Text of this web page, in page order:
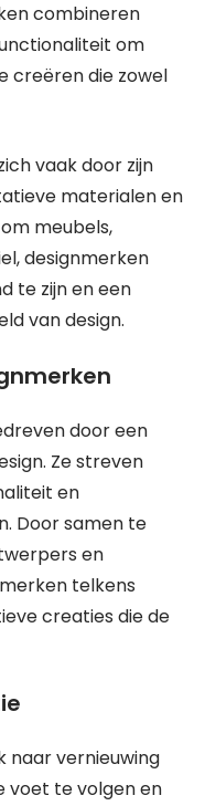
combineren
om
creëren die zowel
vaak door zijn
materialen en
meubels,
designmerken
te zijn en een
van design.
door een
Ze streven
en
Door samen te
en
telkens
creaties die de
naar vernieuwing
voet te volgen en